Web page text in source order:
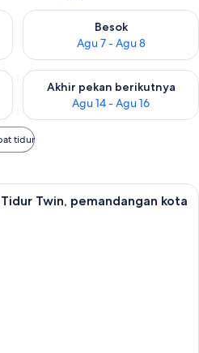
ini Agu 6 - Agu 7
Besok
Agu 7 - Agu 8
Periksa ketersediaan untuk
pekan ini Agu 7 - Agu 9
Akhir pekan berikutnya
Agu 14 - Agu 16
Periksa ketersediaan untuk
tidur
Minibar, brankas, meja kerja, dan
Twin, pemandangan kota